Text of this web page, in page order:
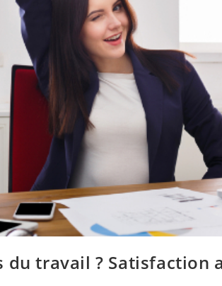
du travail ? Satisfaction